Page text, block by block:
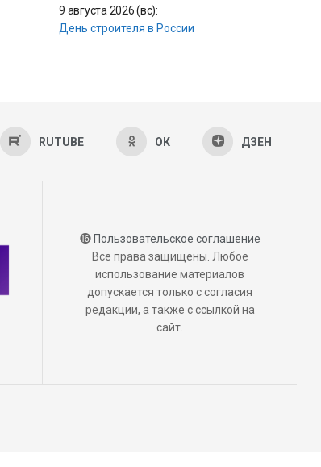
9 августа 2026 (вс):
День строителя в России
RUTUBE ОК ДЗЕН
⓰Пользовательское соглашение
Все права защищены. Любое
использование материалов
допускается только с согласия
редакции, а также с ссылкой на
сайт.